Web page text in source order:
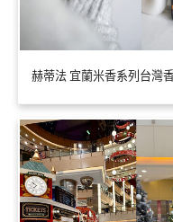
赫蒂法 宜蘭米香系列台灣